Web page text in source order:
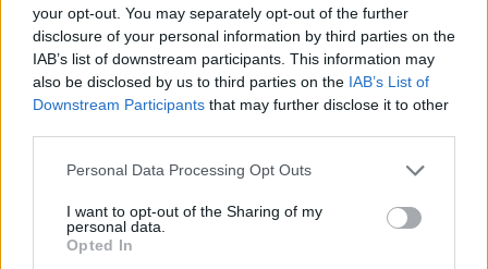
your opt-out. You may separately opt-out of the further
disclosure of your personal information by third parties on the
IAB’s list of downstream participants. This information may
also be disclosed by us to third parties on the IAB’s List of
Downstream Participants that may further disclose it to other
Please note that this website/app uses one or more Google
not limited to your visit or usage behaviour. You may click to
grant or deny consent to Google and its third-party tags to
use your data for below specified purposes in below Google
Personal Data Processing Opt Outs
I want to opt-out of the Sharing of my
personal data.
Opted In